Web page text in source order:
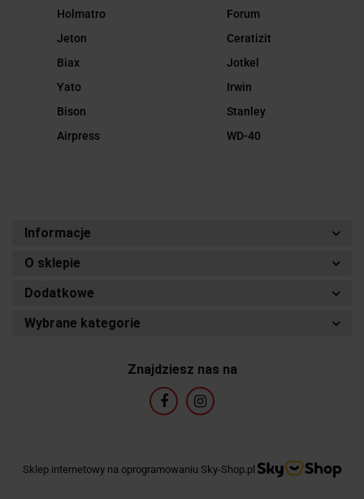
Holmatro
Jeton
Biax
Yato
Bison
Airpress
Forum
Ceratizit
Jotkel
Irwin
Stanley
WD-40
Informacje
O sklepie
Dodatkowe
Wybrane kategorie
Znajdziesz nas na
Sklep internetowy na oprogramowaniu Sky-Shop.pl